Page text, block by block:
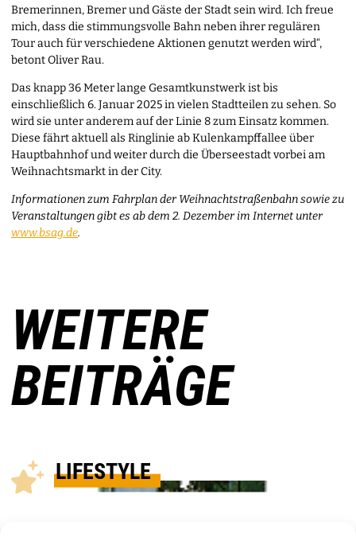
Bremerinnen, Bremer und Gäste der Stadt sein wird. Ich freue
mich, dass die stimmungsvolle Bahn neben ihrer regulären
Tour auch für verschiedene Aktionen genutzt werden wird“,
betont Oliver Rau.
Das knapp 36 Meter lange Gesamtkunstwerk ist bis
einschließlich 6. Januar 2025 in vielen Stadtteilen zu sehen. So
wird sie unter anderem auf der Linie 8 zum Einsatz kommen.
Diese fährt aktuell als Ringlinie ab Kulenkampffallee über
Hauptbahnhof und weiter durch die Überseestadt vorbei am
Weihnachtsmarkt in der City.
Informationen zum Fahrplan der Weihnachtstraßenbahn sowie zu
Veranstaltungen gibt es ab dem 2. Dezember im Internet unter
www.bsag.de.
WEITERE
BEITRÄGE
LIFESTYLE